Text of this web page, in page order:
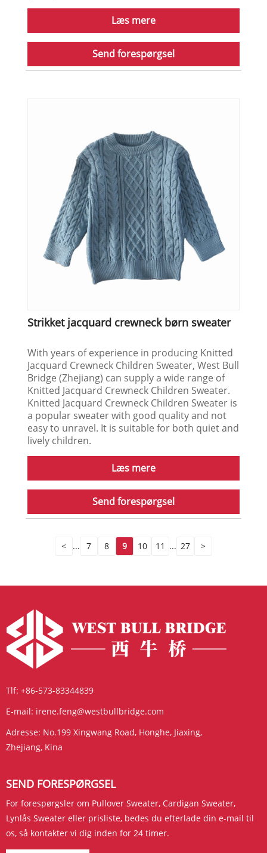
Læs mere
Send forespørgsel
Strikket jacquard crewneck børn sweater
With years of experience in producing Knitted
Jacquard Crewneck Children Sweater, West Bull
Bridge (Zhejiang) can supply a wide range of
Knitted Jacquard Crewneck Children Sweater.
Knitted Jacquard Crewneck Children Sweater is
a popular sweater with good quality and not
easy to unravel. It is suitable for both quiet and
lively children.
Læs mere
Send forespørgsel
< ... 7 8 9 10 11 ... 27 >
Tlf: +86-573-83344839
E-mail: irene.feng@westbullbridge.com
Adresse: No.199 Xingwang Road, Honghe, Jiaxing,
Zhejiang, Kina
SEND FORESPØRGSEL
For forespørgsler om Pullover Sweater, Cardigan Sweater,
Lynlås Sweater eller prisliste, bedes du efterlade din e-mail til
os, så kontakter vi dig inden for 24 timer.